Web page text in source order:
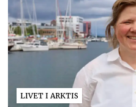
LIVET I ARKTIS